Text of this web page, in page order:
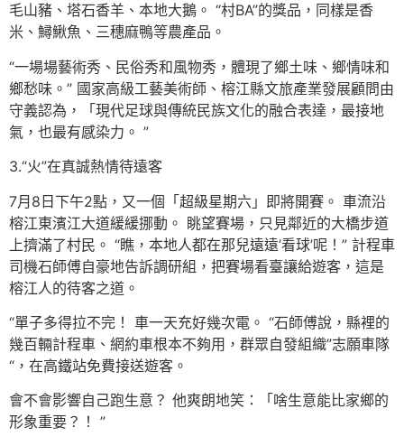
毛山豬、塔石香羊、本地大鵝。 “村BA”的獎品，同樣是香
米、鱘鰍魚、三穗麻鴨等農產品。
“一場場藝術秀、民俗秀和風物秀，體現了鄉土味、鄉情味和
鄉愁味。” 國家高級工藝美術師、榕江縣文旅產業發展顧問由
守義認為，「現代足球與傳統民族文化的融合表達，最接地
氣，也最有感染力。 ”
3.“火”在真誠熱情待遠客
7月8日下午2點，又一個「超級星期六」即將開賽。 車流沿
榕江東濱江大道緩緩挪動。 眺望賽場，只見鄰近的大橋步道
上擠滿了村民。 “瞧，本地人都在那兒遠遠’看球’呢！” 計程車
司機石師傅自豪地告訴調研組，把賽場看臺讓給遊客，這是
榕江人的待客之道。
“單子多得拉不完！ 車一天充好幾次電。 “石師傅說，縣裡的
幾百輛計程車、網約車根本不夠用，群眾自發組織”志願車隊
“，在高鐵站免費接送遊客。
會不會影響自己跑生意？ 他爽朗地笑：「啥生意能比家鄉的
形象重要？！ ”